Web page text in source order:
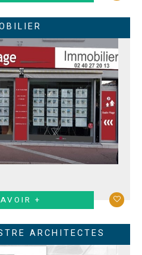
+
ARCHITECTES